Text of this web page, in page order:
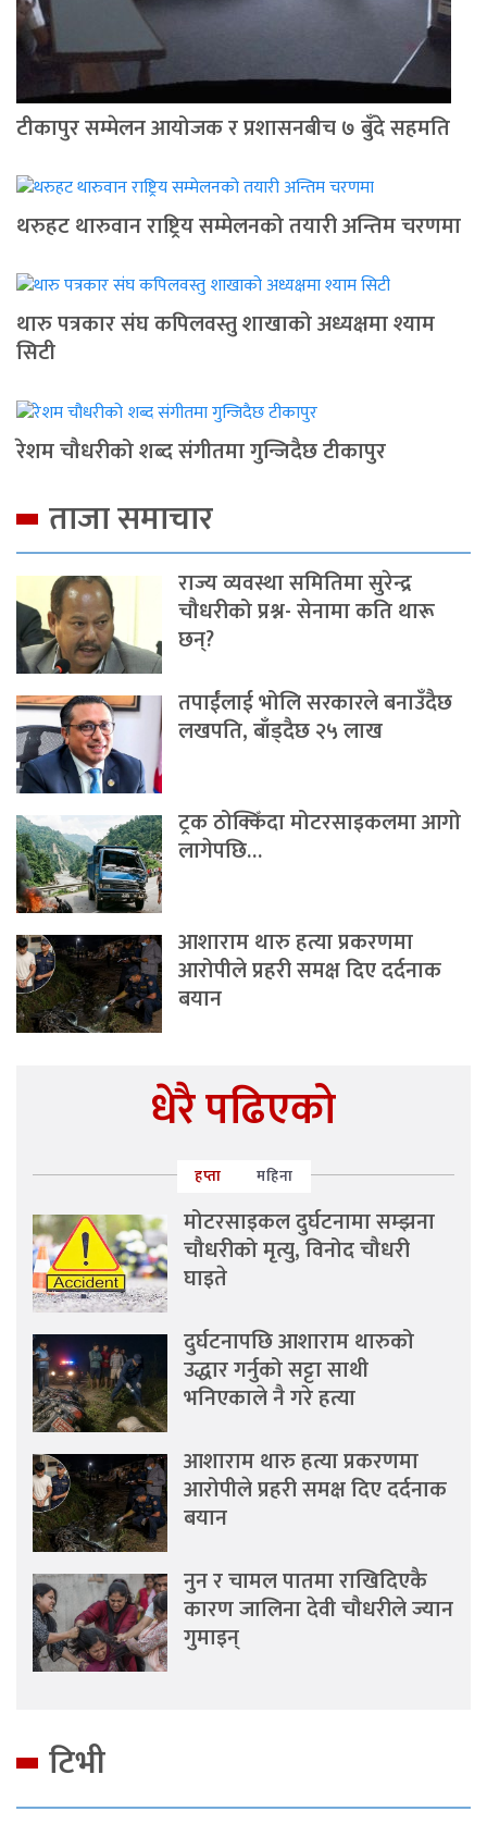
टीकापुर सम्मेलन आयोजक र प्रशासनबीच ७ बुँदे सहमति
थरुहट थारुवान राष्ट्रिय सम्मेलनको तयारी अन्तिम चरणमा
थारु पत्रकार संघ कपिलवस्तु शाखाको अध्यक्षमा श्याम
सिटी
रेशम चौधरीको शब्द संगीतमा गुन्जिदैछ टीकापुर
ताजा समाचार
राज्य व्यवस्था समितिमा सुरेन्द्र
चौधरीको प्रश्न- सेनामा कति थारू
छन्?
तपाईंलाई भोलि सरकारले बनाउँदैछ
लखपति, बाँड्दैछ २५ लाख
ट्रक ठोक्किँदा मोटरसाइकलमा आगो
लागेपछि…
आशाराम थारु हत्या प्रकरणमा
आरोपीले प्रहरी समक्ष दिए दर्दनाक
बयान
धेरै पढिएको
हप्ता महिना
मोटरसाइकल दुर्घटनामा सम्झना
चौधरीको मृत्यु, विनोद चौधरी
घाइते
दुर्घटनापछि आशाराम थारुको
उद्धार गर्नुको सट्टा साथी
भनिएकाले नै गरे हत्या
आशाराम थारु हत्या प्रकरणमा
आरोपीले प्रहरी समक्ष दिए दर्दनाक
बयान
नुन र चामल पातमा राखिदिएकै
कारण जालिना देवी चौधरीले ज्यान
गुमाइन्
टिभी